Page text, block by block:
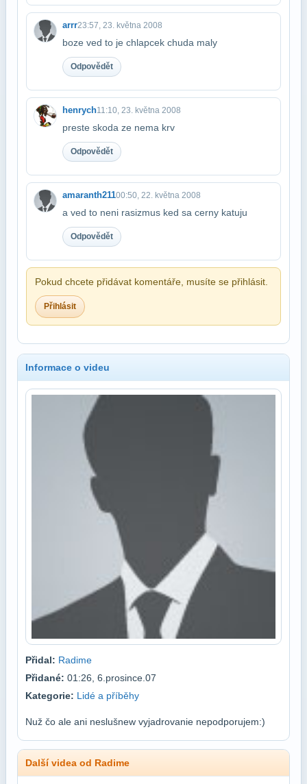
arrr23:57, 23. května 2008
boze ved to je chlapcek chuda maly
Odpovědět
henrych11:10, 23. května 2008
preste skoda ze nema krv
Odpovědět
amaranth21100:50, 22. května 2008
a ved to neni rasizmus ked sa cerny katuju
Odpovědět
Pokud chcete přidávat komentáře, musíte se přihlásit.
Přihlásit
Informace o videu
Přidal: Radime
Přidané: 01:26, 6.prosince.07
Kategorie: Lidé a příběhy
Nuž čo ale ani neslušnew vyjadrovanie nepodporujem:)
Další videa od Radime